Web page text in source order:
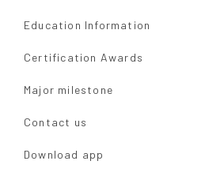
Education Information
Certification Awards
Major milestone
Contact us
Download app